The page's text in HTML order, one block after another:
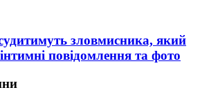
зловмисника, який
повідомлення та фото